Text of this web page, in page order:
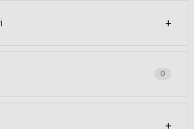
çıkardığınızda, kılıfına
0